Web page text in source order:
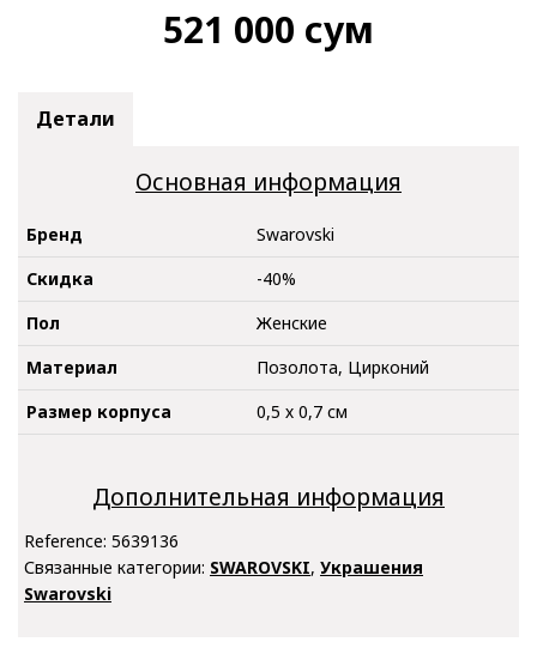
521 000 сум
Детали
Основная информация
Бренд
Swarovski
Скидка
-40%
Пол
Женские
Материал
Позолота, Цирконий
Размер корпуса
0,5 х 0,7 см
Дополнительная информация
Reference: 5639136
Связанные категории: SWAROVSKI, Украшения
Swarovski